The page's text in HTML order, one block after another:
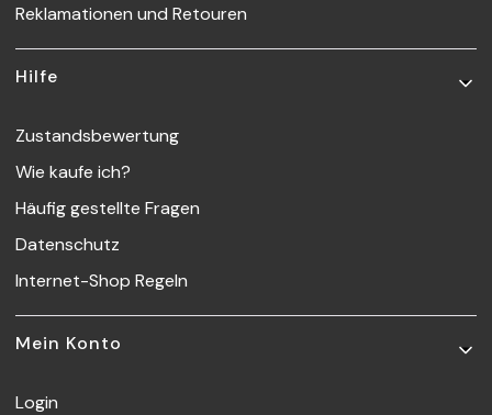
Reklamationen und Retouren
Hilfe
Zustandsbewertung
Wie kaufe ich?
Häufig gestellte Fragen
Datenschutz
Internet-Shop Regeln
Mein Konto
Login